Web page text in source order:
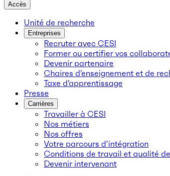
Accès
Unité de recherche
Entreprises
Recruter avec CESI
Former ou certifier vos
Devenir partenaire
Chaires d’enseignement et de
Taxe d’apprentissage
Presse
Carrières
Travailler à CESI
Nos métiers
Nos offres
Votre parcours d’intégration
Conditions de travail et qualité
Devenir intervenant